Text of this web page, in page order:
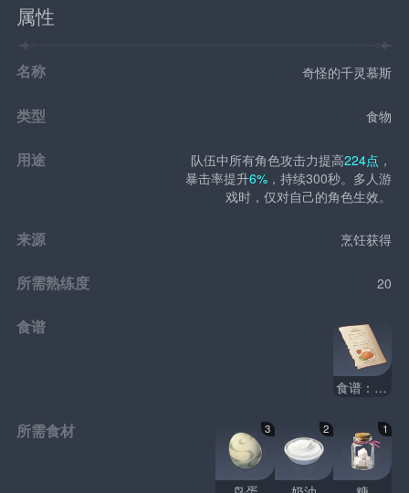
属性
名称 奇怪的千灵慕斯
类型 食物
用途 队伍中所有角色攻击力提高224点 ，
暴击率提升6% ，持续300秒。多人游
戏时，仅对自己的角色生效。
来源 烹饪获得
所需熟练度 20
食谱
食谱：千灵慕斯
所需食材 3 2 1